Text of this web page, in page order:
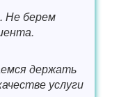
. Не берем
держать
услуги